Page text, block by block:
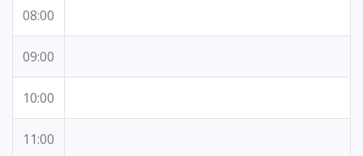
08:00
09:00
10:00
11:00